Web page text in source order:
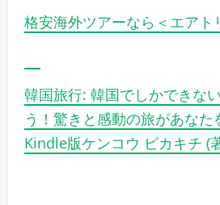
格安海外ツアーなら＜エアト
韓国旅行: 韓国でしかできな
う！驚きと感動の旅があなた
Kindle版ケンコウ ピカキチ (